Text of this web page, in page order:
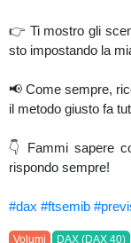
👉 Ti mostro gli
sto impostando la
📢 Come sempre,
il metodo giusto fa
👇 Fammi sapere
rispondo sempre!
#dax #ftsemib
Volumi DAX (DAX 40)